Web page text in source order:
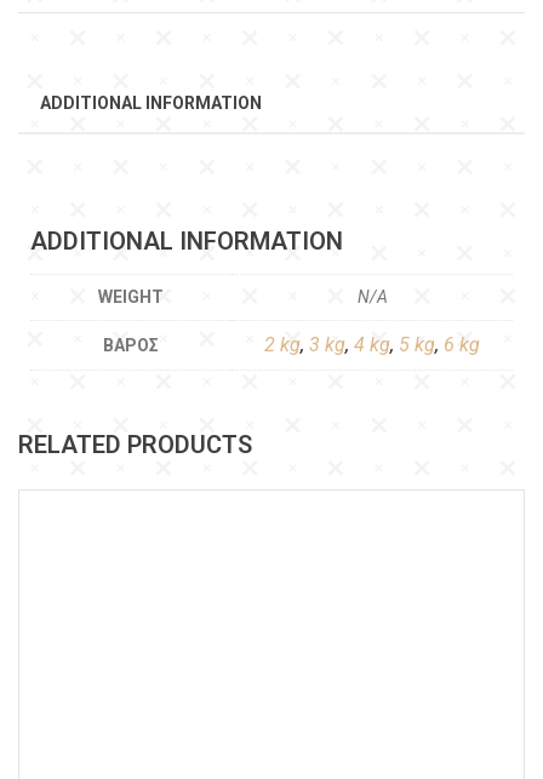
ADDITIONAL INFORMATION
ADDITIONAL INFORMATION
WEIGHT N/A
ΒΆΡΟΣ 2 kg, 3 kg, 4 kg, 5 kg, 6 kg
RELATED PRODUCTS